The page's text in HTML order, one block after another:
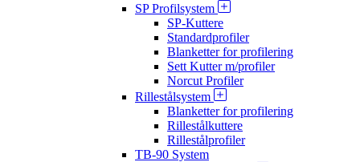
SP Profilsystem
SP-Kuttere
Standardprofiler
Blanketter for profilering
Sett Kutter m/profiler
Norcut Profiler
Rillestålsystem
Blanketter for profilering
Rillestålkuttere
Rillestålprofiler
TB-90 System